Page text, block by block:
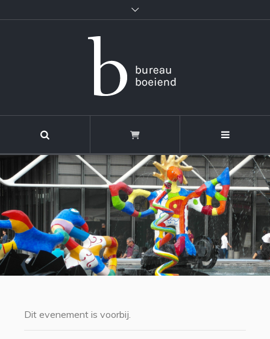
Dit evenement is voorbij.